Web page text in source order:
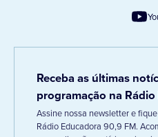
Receba as últimas
programação na
Assine nossa newsletter e
Rádio Educadora 90,9 FM.